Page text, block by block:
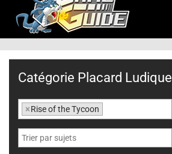
Catégorie Placard Ludique
×Rise of the Tycoon